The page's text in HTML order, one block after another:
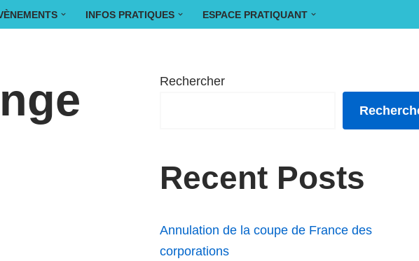
INFOS PRATIQUES ESPACE PRATIQUANT
Rechercher
Recent Posts
Annulation de la coupe de France des
corporations